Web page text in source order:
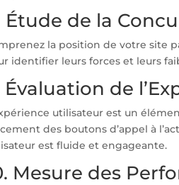
Étude de la
la position de votre site
identifier leurs forces et leurs
Évaluation de
utilisateur est un
des boutons d’appel à
est fluide et engageante.
Mesure des